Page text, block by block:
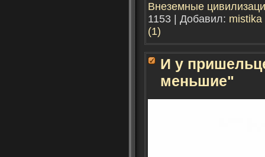
Внеземные
1153 | Добавил: mistika
(1)
И у
меньшие"